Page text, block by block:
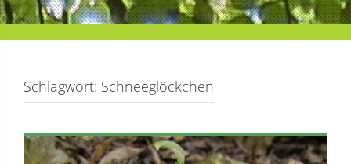
Schlagwort: Schneeglöckchen